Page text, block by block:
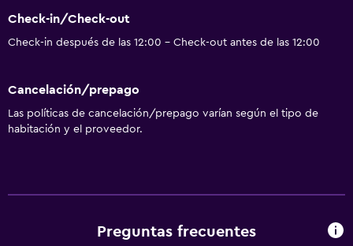
Check-in/Check-out
Check-in después de las 12:00 - Check-out antes de las 12:00
Cancelación/prepago
Las políticas de cancelación/prepago varían según el tipo de
habitación y el proveedor.
Preguntas frecuentes